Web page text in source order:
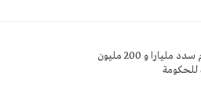
سلامة: الأهرام سدد مليارا و 200 مليون
للحكومة